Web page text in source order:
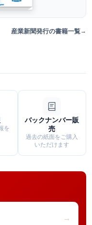
産業新聞発行の書籍一覧
を
バックナンバー販
売
過去の紙面をご購入
いただけます
→